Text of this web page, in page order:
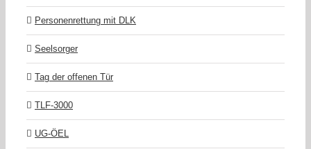
Personenrettung mit DLK
Seelsorger
Tag der offenen Tür
TLF-3000
UG-ÖEL